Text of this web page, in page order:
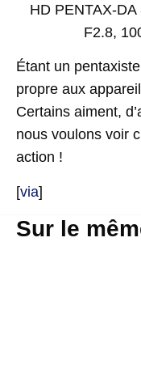
HD PENTAX-
F2.8,
Étant un
propre aux
Certains aiment,
nous voulons voir
action !
[via]
Sur le